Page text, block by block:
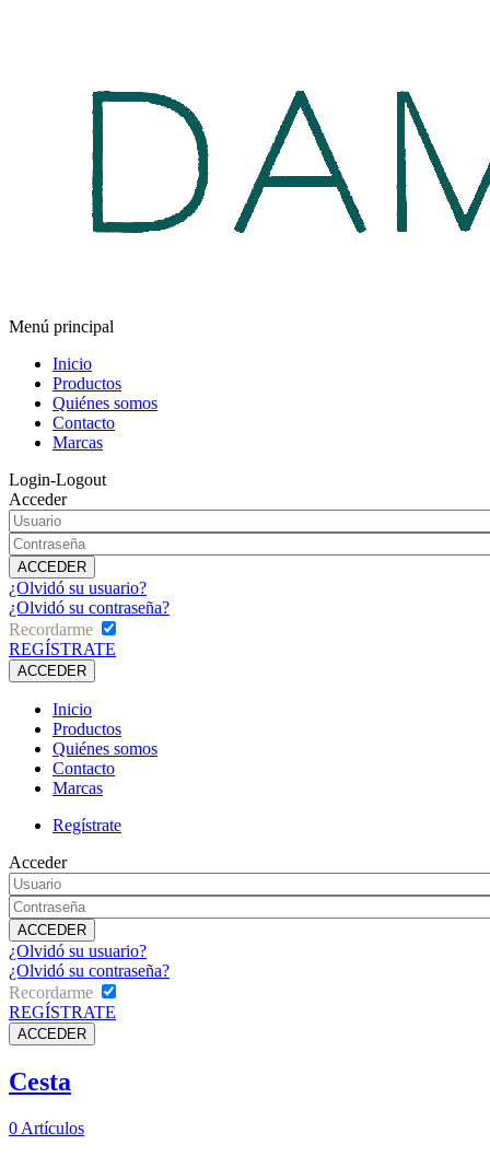
Menú principal
Inicio
Productos
Quiénes somos
Contacto
Marcas
Login-Logout
Acceder
¿Olvidó su usuario?
¿Olvidó su contraseña?
Recordarme
REGÍSTRATE
Inicio
Productos
Quiénes somos
Contacto
Marcas
Regístrate
Acceder
¿Olvidó su usuario?
¿Olvidó su contraseña?
Recordarme
REGÍSTRATE
Cesta
0 Artículos